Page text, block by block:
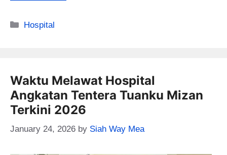
Categories
Hospital
Waktu Melawat Hospital
Angkatan Tentera Tuanku Mizan
Terkini 2026
January 24, 2026 by Siah Way Mea